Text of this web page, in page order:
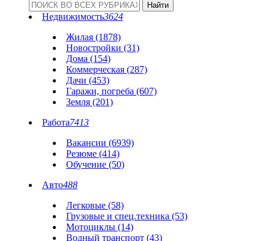
Недвижимость3624
Жилая (1878)
Новостройки (31)
Дома (154)
Коммерческая (287)
Дачи (453)
Гаражи, погреба (607)
Земля (201)
Работа7413
Вакансии (6939)
Резюме (414)
Обучение (50)
Авто488
Легковые (58)
Грузовые и спец.техника (53)
Мотоциклы (14)
Водный транспорт (43)